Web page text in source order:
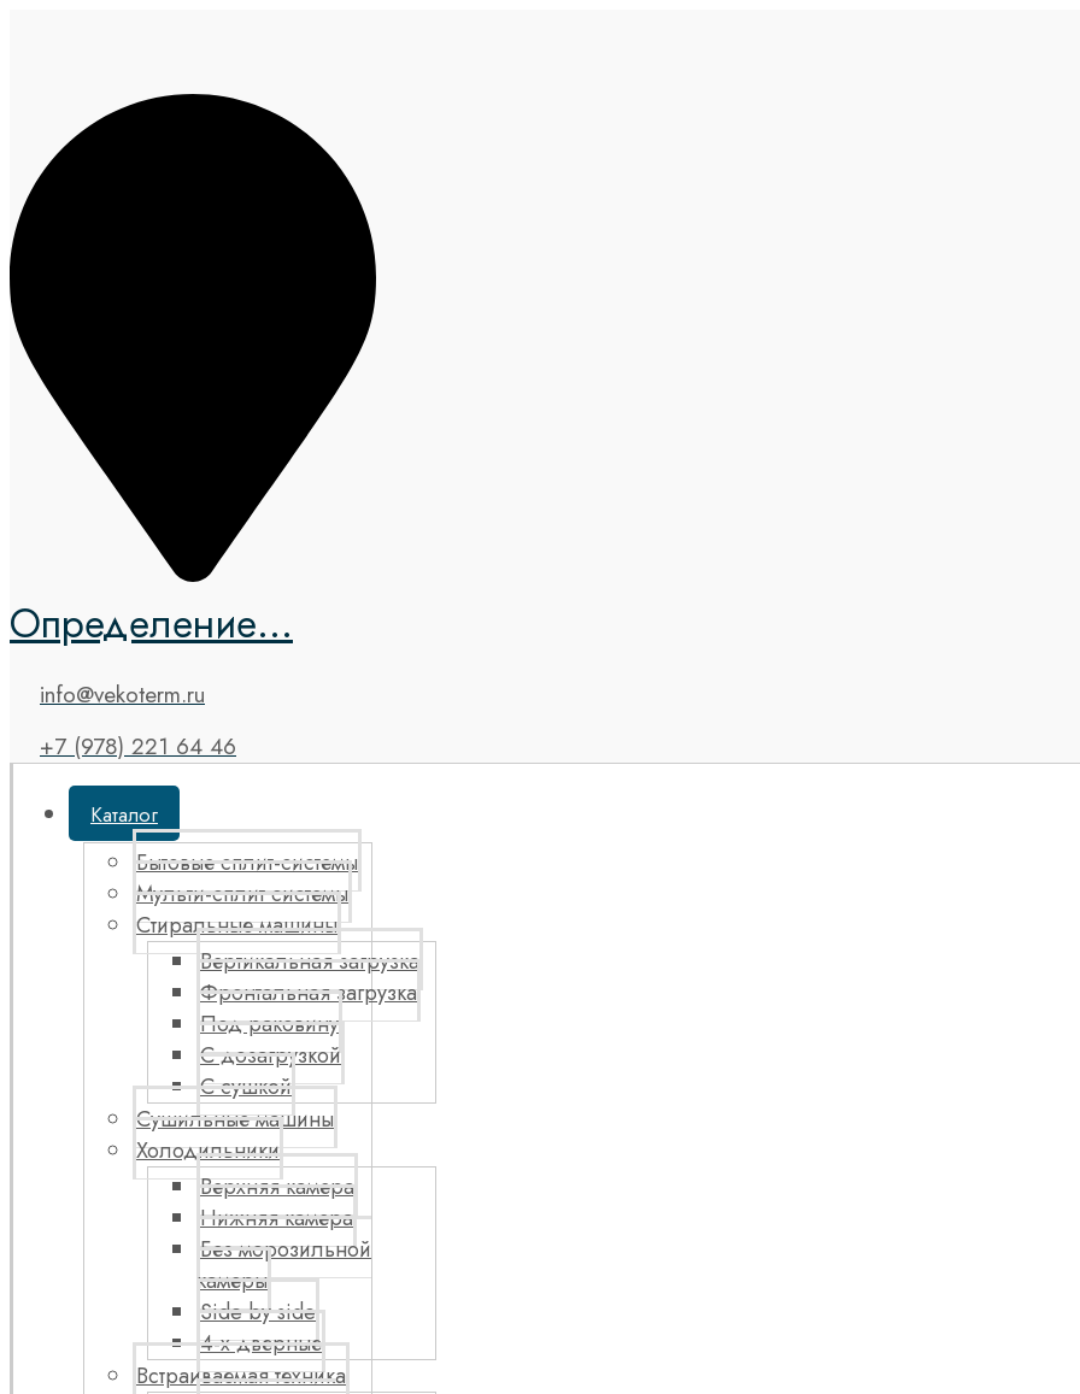
Определение...
info@vekoterm.ru
+7 (978) 221 64 46
Каталог
Бытовые сплит-системы
Мульти-сплит системы
Стиральные машины
Вертикальная загрузка
Фронтальная загрузка
Под раковину
С дозагрузкой
С сушкой
Сушильные машины
Холодильники
Верхняя камера
Нижняя камера
Без морозильной
камеры
Side by side
4-х дверные
Встраиваемая техника